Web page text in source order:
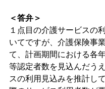
＜答弁＞
１点目の介護サービスの
いてですが、介護保険事
て、計画期間における各
等認定者数を見込んだう
スの利用見込みを推計し